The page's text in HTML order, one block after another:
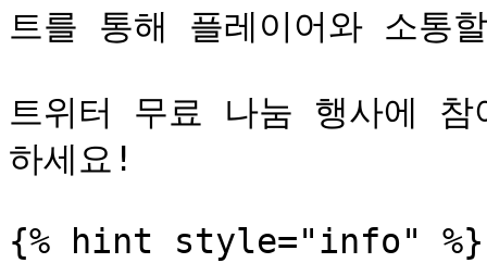
트를 통해 플레이어와 소통
트위터 무료 나눔 행사에
하세요!
{% hint style="info" %}